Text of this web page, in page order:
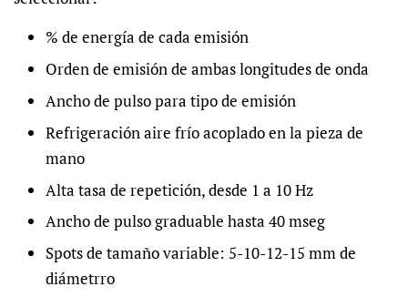
% de energía de cada emisión
Orden de emisión de ambas longitudes de onda
Ancho de pulso para tipo de emisión
Refrigeración aire frío acoplado en la pieza de
mano
Alta tasa de repetición, desde 1 a 10 Hz
Ancho de pulso graduable hasta 40 mseg
Spots de tamaño variable: 5-10-12-15 mm de
diámetrro